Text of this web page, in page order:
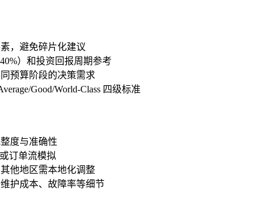
，避免碎片化建议
）和投资回报周期参考
预算阶段的决策需求
Good/World-Class 四级标准
度与准确性
订单流模拟
他地区需本地化调整
护成本、故障率等细节